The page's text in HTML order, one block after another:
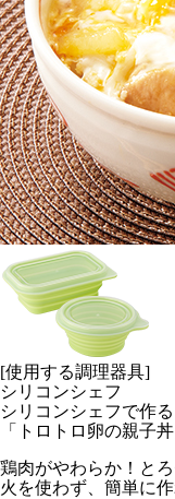
[使用する調理器具]
シリコンシェフ
シリコンシェフで作る
「トロトロ卵の親子丼
鶏肉がやわらか！と
火を使わず、簡単に